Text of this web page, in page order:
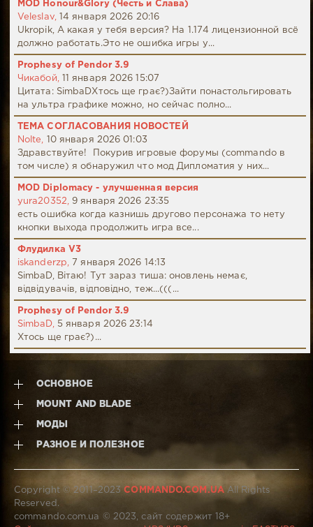
MOD Honour&Glory (Честь и Слава)
Veleslav,
14 января 2026 20:16
Ukropik, А какая у тебя версия? На 1.174 лицензионной всё
должно работать.Это не ошибка игры у...
Prophesy of Pendor 3.9
Чикабой,
11 января 2026 15:07
Цитата: SimbaDХтось ще грає?)Зайти понастольгировать
на ультра графике можно, но сейчас полно...
ТЕМА СОГЛАСОВАНИЯ НОВОСТЕЙ
Nolte,
10 января 2026 01:03
Здравствуйте! Покурив игровые форумы (commando в
том числе) я обнаружил что мод Дипломатия у них...
MOD Diplomacy - улучшенная версия
yura20352,
9 января 2026 23:35
есть ошибка когда казнишь другово персонажа то нету
кнопки выхода продолжить игра все...
Флудилка V3
iskanderzp,
7 января 2026 14:13
SimbaD, Вітаю! Тут зараз тиша: оновлень немає,
відвідувачів, відповідно, теж...(((...
Prophesy of Pendor 3.9
SimbaD,
5 января 2026 23:14
Хтось ще грає?)...
ОСНОВНОЕ
MOUNT AND BLADE
МОДЫ
РАЗНОЕ И ПОЛЕЗНОЕ
Copyright © 2011–2023COMMANDO.COM.UAAll Rights
Reserved.
commando.com.ua © 2023, сайт содержит 18+